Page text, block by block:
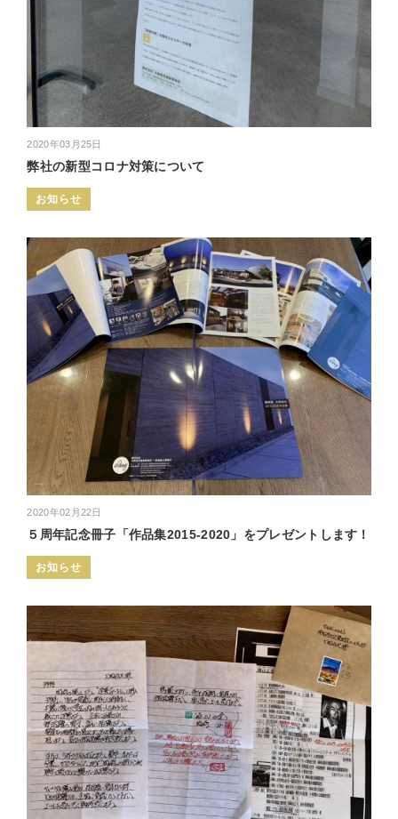
2020年03月25日
弊社の新型コロナ対策について
お知らせ
2020年02月22日
５周年記念冊子「作品集2015-2020」をプレゼントします！
お知らせ